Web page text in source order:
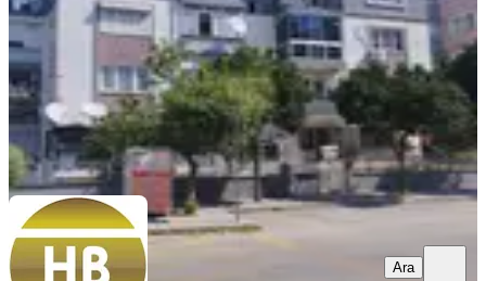
25.000 ₺
HB GayrimenkulAdil Bahçivanlar
Ara
Ara